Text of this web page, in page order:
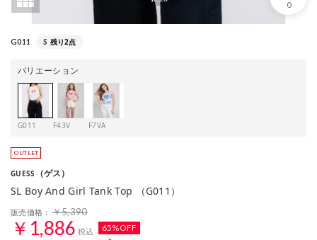
0
G011 S 残り2点
バリエーション
G011 F43V F7VA
GUESS （ゲス）
SL Boy And Girl Tank Top （G011）
販売価格： ￥5,390
￥1,886 税込 65%OFF